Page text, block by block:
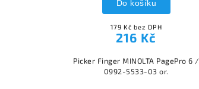
179 Kč bez DPH
216 Kč
Do košíku
Picker Finger MINOLTA PagePro 6 /
0992-5533-03 or.